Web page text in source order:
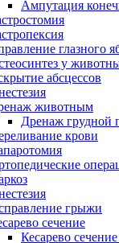
Ампутация
глазного
у
абсцессов
животным
Дренаж грудной
крови
грыжи
сечение
Кесарево